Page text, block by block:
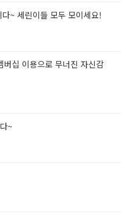
~ 세린이들 모두 모이세요!
십 이용으로 무너진 자신감
~